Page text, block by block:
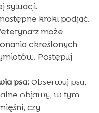
sytuacji.
kroki podjąć.
może
określonych
Postępuj
psa:Obserwuj psa,
objawy, w tym
czy